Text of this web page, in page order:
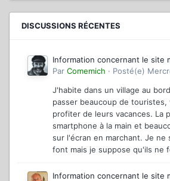
DISCUSSIONS RÉCENTES
Information concernant le site
Par Comemich · Posté(e)
J'habite dans un village au
passer beaucoup de
profiter de leurs vacances. La
smartphone à la main et
sur l'écran en marchant. Je ne
font mais je suppose qu'ils ne
Information concernant le site